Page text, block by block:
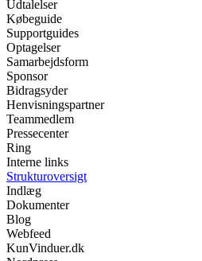
Udtalelser
Købeguide
Supportguides
Optagelser
Samarbejdsform
Sponsor
Bidragsyder
Henvisningspartner
Teammedlem
Pressecenter
Ring
Interne links
Strukturoversigt
Indlæg
Dokumenter
Blog
Webfeed
KunVinduer.dk